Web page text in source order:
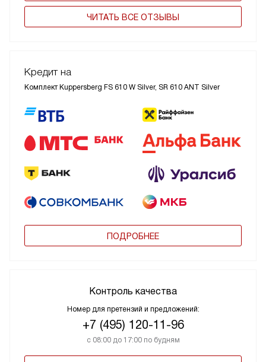
ЧИТАТЬ ВСЕ ОТЗЫВЫ
Кредит на
Комплект Kuppersberg FS 610 W Silver, SR 610 ANT Silver
ПОДРОБНЕЕ
Контроль качества
Номер для претензий и предложений:
+7 (495) 120-11-96
с 08:00 до 17:00 по будням